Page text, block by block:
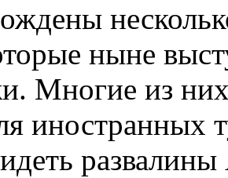
ныне
Многие из
иностранных